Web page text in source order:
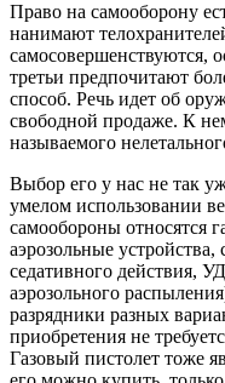
Право на самооборону
нанимают
самосовершенствуются,
третьи предпочитают
способ. Речь идет об
свободной продаже. К
называемого
Выбор его у нас не так
умелом использовании
самообороны относятся
аэрозольные
седативного действия,
аэрозольного
разрядники разных
приобретения не
Газовый пистолет тоже